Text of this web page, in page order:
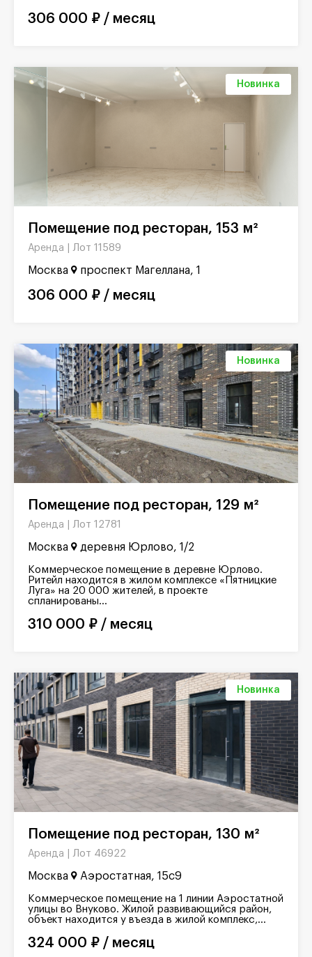
306 000 ₽ / месяц
Новинка
Помещение под ресторан, 153 м²
Аренда | Лот 11589
Москва проспект Магеллана, 1
306 000 ₽ / месяц
Новинка
Помещение под ресторан, 129 м²
Аренда | Лот 12781
Москва деревня Юрлово, 1/2
Коммерческое помещение в деревне Юрлово.
Ритейл находится в жилом комплексе «Пятницкие
Луга» на 20 000 жителей, в проекте
спланированы...
310 000 ₽ / месяц
Новинка
Помещение под ресторан, 130 м²
Аренда | Лот 46922
Москва Аэростатная, 15с9
Коммерческое помещение на 1 линии Аэростатной
улицы во Внуково. Жилой развивающийся район,
объект находится у въезда в жилой комплекс,...
324 000 ₽ / месяц